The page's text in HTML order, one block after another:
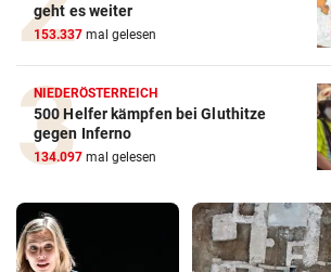
geht es weiter
153.337 mal gelesen
NIEDERÖSTERREICH
500 Helfer kämpfen bei Gluthitze
gegen Inferno
134.097 mal gelesen